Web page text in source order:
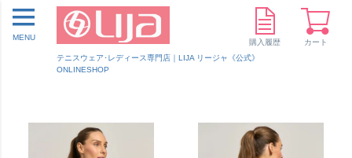
テニスウェア･レディース専門店｜LIJA リージャ《公式》
ONLINESHOP
MENU
購入履歴 カート